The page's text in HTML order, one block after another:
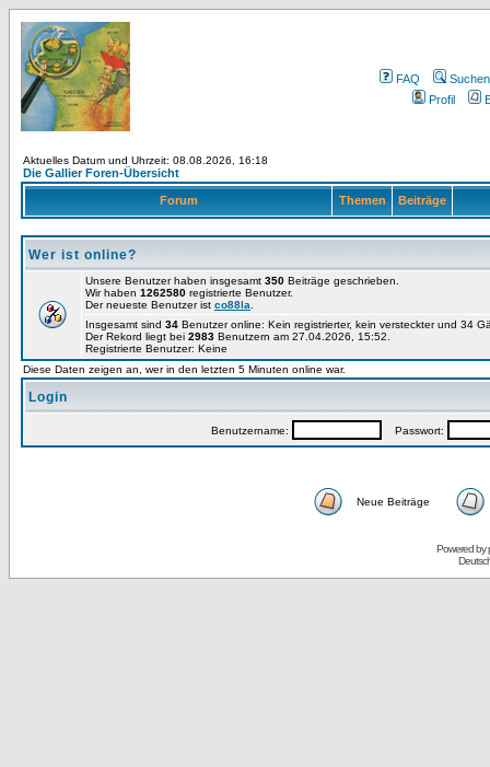
FAQ
Suchen
Profil
Aktuelles Datum und Uhrzeit: 08.08.2026, 16:18
Die Gallier Foren-Übersicht
Forum Themen Beiträge
Wer ist online?
Unsere Benutzer haben insgesamt 350 Beiträge geschrieben.
Wir haben 1262580 registrierte Benutzer.
Der neueste Benutzer ist co88la
Insgesamt sind 34 Benutzer online: Kein registrierter, kein versteckter und 34
Der Rekord liegt bei 2983 Benutzern am 27.04.2026, 15:52.
Registrierte Benutzer: Keine
Diese Daten zeigen an, wer in den letzten 5 Minuten online war.
Login
Benutzername: Passwort:
Neue Beiträge
Powered by